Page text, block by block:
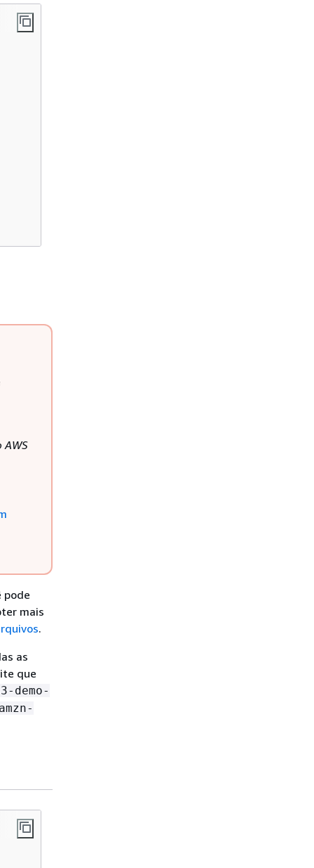
AWS
pode
mais
.
as
que
demo-
amzn-